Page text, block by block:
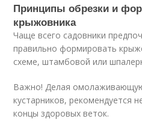
Принципы обрезки и
крыжовника
Чаще всего садовники
правильно формировать
схеме, штамбовой или
Важно! Делая
кустарников, рекомендуется
концы здоровых веток.